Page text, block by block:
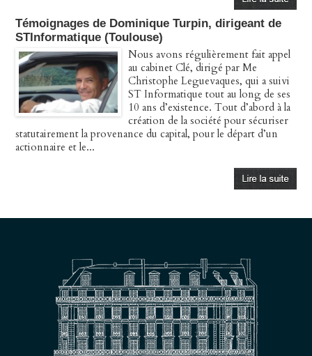
Témoignages de Dominique Turpin, dirigeant de
STInformatique (Toulouse)
Nous avons régulièrement fait appel
au cabinet Clé, dirigé par Me
Christophe Leguevaques, qui a suivi
ST Informatique tout au long de ses
10 ans d’existence. Tout d’abord à la
création de la société pour sécuriser
statutairement la provenance du capital, pour le départ d’un
actionnaire et le...